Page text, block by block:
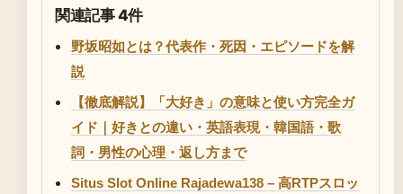
関連記事 4件
野坂昭如とは？代表作・死因・エピソードを解
説
【徹底解説】「大好き」の意味と使い方完全ガ
イド｜好きとの違い・英語表現・韓国語・歌
詞・男性の心理・返し方まで
Situs Slot Online Rajadewa138 – 高RTPスロッ